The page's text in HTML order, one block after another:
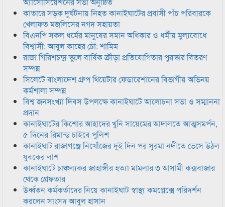
কাতারে সড়ক দুর্ঘটনায় নিহত কানাইঘাটের প্রবাসী পাঁচ পরিবারকে
খেলাফত মজলিসের নগদ সহায়তা
বিএনপি সকল ধর্মের মানুষের সমান অধিকার ও ধর্মীয় মুল্যবোধে
বিশ্বাসী: আবুল কাহের চৌ: শামিম
রাজা গিরিশচন্দ্র স্কুলে বার্ষিক ক্রীড়া প্রতিযোগিতার পুরস্কার বিতরণ
সম্পন্ন
সিলেটে বাংলাদেশ গ্রুপ থিয়েটার ফেডারেশানের বিভাগীয় অভিনয়
কর্মশালা সম্পন্ন
বিশ্ব জনসংখ্যা দিবস উপলক্ষে কানাইঘাটে আলোচনা সভা ও সম্মাননা
প্রদান
কানাইঘাটের কিশোর আহাদের খুনি সায়েমের আদালতে আত্মসমর্পন,
৫ দিনের রিমান্ড চাইবে পুলিশ
কানাইঘাট রাজাগঞ্জে নিখোঁজের দুই দিন পর সুরমা নদীতে ভেসে উঠল
যুবকের লাশ
কানাইঘাটে চাঞ্চল্যকর জাহাঙ্গীর হত্যা মামলার ৩ আসামী কক্সবাজার
থেকে গ্রেফতার
উর্ধ্বতন কর্মকর্তাদের নিয়ে কানাইঘাট স্বাস্থ্য কমপ্লেক্সে পরিদর্শন
করলেন সাংসদ আবুল হাসান